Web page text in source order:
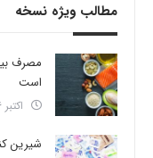
مطالب ویژه نسخه
است
اکتبر 26, 2024
شیرین